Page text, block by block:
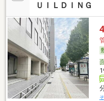
ＵＩＬＤＩＮＧ